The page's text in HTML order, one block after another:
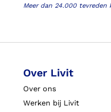
Meer dan 24.000 tevreden
Over Livit
Over ons
Werken bij Livit